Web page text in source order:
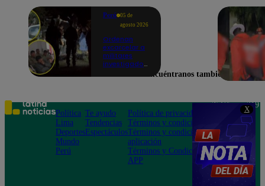
X
Perú
05 de
agosto 2026
Ordenan
excarcelar a
militares
investigados
Colcabamba
Encuéntranos también en
Política
Lima
Deportes
Mundo
Perú
Te ayudo
Tendencias
Espectáculos
Política de privacidad
Términos y condiciones
Términos y condiciones
aplicación
Términos y Condiciones
APP
Teléfono: 219
Av. San
Felipe 968
Jesús María